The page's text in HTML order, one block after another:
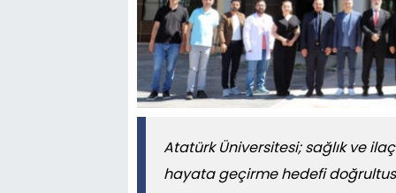
​​​​​​​Atatürk Üniversitesi; sağlık ve
hayata geçirme hedefi